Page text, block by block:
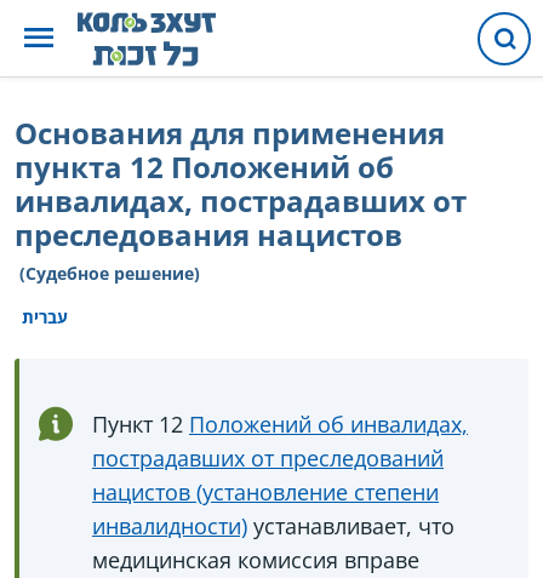
Основания для применения
пункта 12 Положений об
инвалидах, пострадавших от
преследования нацистов
(Судебное решение)
עברית
Пункт 12 Положений об инвалидах,
пострадавших от преследований
нацистов (установление степени
инвалидности) устанавливает, что
медицинская комиссия вправе